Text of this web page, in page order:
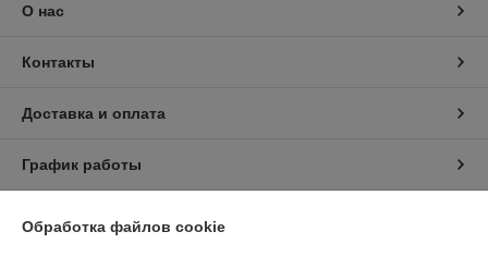
О нас
Контакты
Доставка и оплата
График работы
Обработка файлов cookie